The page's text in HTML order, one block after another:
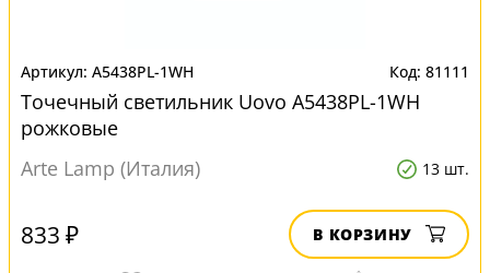
A5438PL-1WH 81111
Точечный светильник Uovo A5438PL-1WH
рожковые
Arte Lamp (Италия)
13 шт.
833 ₽ В КОРЗИНУ